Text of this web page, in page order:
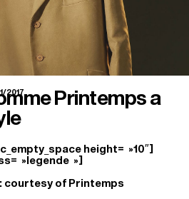
2017
Printemps a
height= »10″]
»legende »]
courtesy of Printemps